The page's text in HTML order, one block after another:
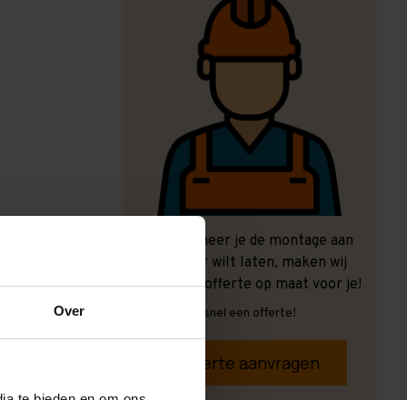
Over
Ook wanneer je de montage aan
ons over wilt laten, maken wij
graag een offerte op maat voor je!
Vrijblijvend, snel een offerte!
Offerte aanvragen